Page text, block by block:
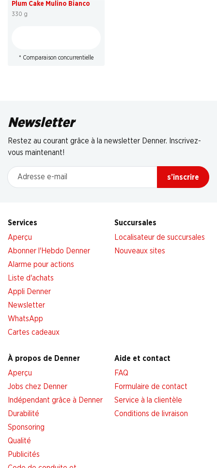
Plum Cake Mulino Bianco
330 g
* Comparaison concurrentielle
Newsletter
Restez au courant grâce à la newsletter Denner. Inscrivez-
vous maintenant!
Adresse e-mail
s’inscrire
Services
Aperçu
Abonner l'Hebdo Denner
Alarme pour actions
Liste d'achats
Appli Denner
Newsletter
WhatsApp
Cartes cadeaux
Succursales
Localisateur de succursales
Nouveaux sites
À propos de Denner
Aperçu
Jobs chez Denner
Indépendant grâce à Denner
Durabilité
Sponsoring
Qualité
Publicités
Aide et contact
FAQ
Formulaire de contact
Service à la clientèle
Conditions de livraison